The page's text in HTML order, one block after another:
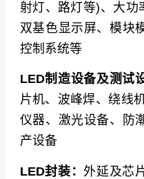
射灯、路灯等)、大功
双基色显示屏、模块
控制系统等
LED制造设备及测试
片机、波峰焊、绕线
仪器、激光设备、防
产设备
LED封装：外延及芯